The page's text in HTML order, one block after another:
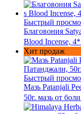
Быстрый
Благовония
Blood Incense,
Хит продаж
Быстрый
Мазь Patanjali
50г. мазь от